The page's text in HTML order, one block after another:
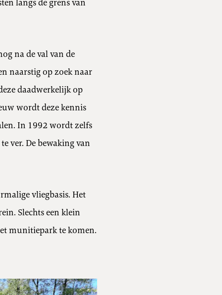
langs de grens van
na de val van de
naarstig op zoek naar
daadwerkelijk op
wordt deze kennis
In 1992 wordt zelfs
ver. De bewaking van
vliegbasis. Het
Slechts een klein
munitiepark te komen.